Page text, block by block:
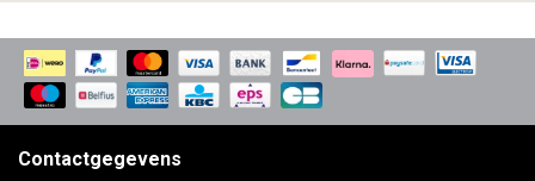
Contactgegevens